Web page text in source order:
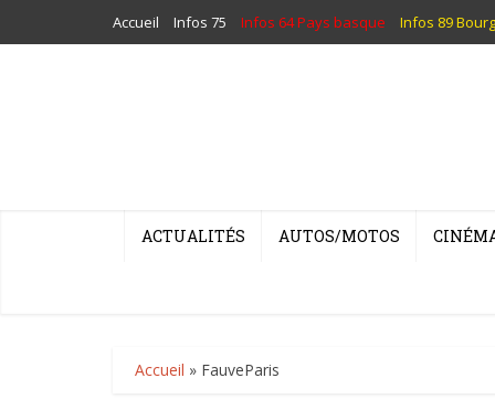
Accueil Infos 75 Infos 64 Pays basque Infos 89
ACTUALITÉS AUTOS/MOTOS
Accueil » FauveParis